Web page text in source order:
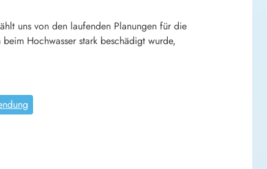
uns von den laufenden Planungen für die
Hochwasser stark beschädigt wurde,